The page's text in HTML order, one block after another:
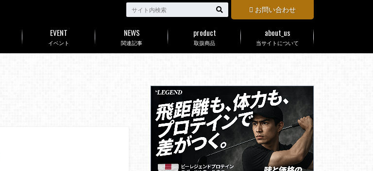
お問い合わせ
イベント
EVENT
関連記事
NEWS
取扱商品
product
当サイトについて
about_us